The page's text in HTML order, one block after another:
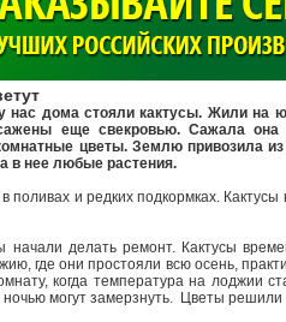
нас дома стояли кактусы. Жили на
еще свекровью. Сажала она
цветы. Землю привозила
в нее любые растения.
поливах и редких подкормках.
делать ремонт. Кактусы
где они простояли всю осень,
когда температура на лоджии
могут замерзнуть. Цветы решили